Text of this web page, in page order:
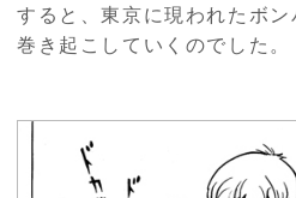
すると、東京に現われたボ
巻き起こしていくのでした。